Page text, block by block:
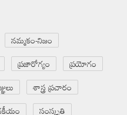
నమ్మకం-నిజం
ప్రజారోగ్యం
ప్రయోగం
శాస్త్ర ప్రచారం
సంస్కృతి